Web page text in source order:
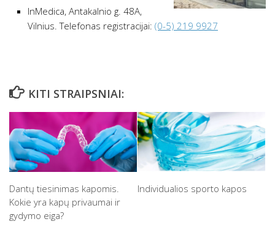
InMedica, Antakalnio g. 48A,
Vilnius. Telefonas registracijai: (0-5) 219 9927
KITI STRAIPSNIAI:
Dantų tiesinimas kapomis.
Kokie yra kapų privaumai ir
gydymo eiga?
Individualios sporto kapos